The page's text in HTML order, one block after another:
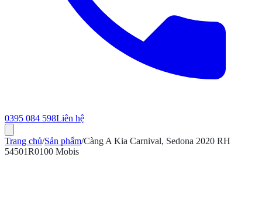
0395 084 598Liên hệ
Trang chủ/Sản phẩm/Càng A Kia Carnival, Sedona 2020 RH
54501R0100 Mobis